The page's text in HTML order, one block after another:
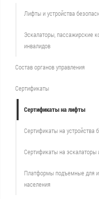
Лифты и устройства
Эскалаторы, пассажирские
инвалидов
Состав органов управления
Сертификаты
Сертификаты на лифты
Сертификаты на устройства
Сертификаты на
Платформы подъемные для
населения